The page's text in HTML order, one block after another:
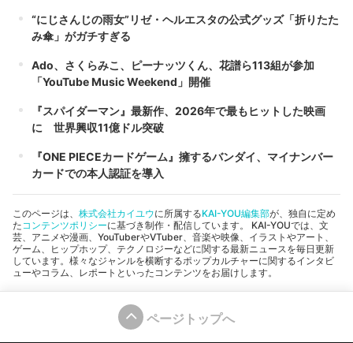
“にじさんじの雨女”リゼ・ヘルエスタの公式グッズ「折りたた
み傘」がガチすぎる
Ado、さくらみこ、ピーナッツくん、花譜ら113組が参加
「YouTube Music Weekend」開催
『スパイダーマン』最新作、2026年で最もヒットした映画
に 世界興収11億ドル突破
『ONE PIECEカードゲーム』擁するバンダイ、マイナンバー
カードでの本人認証を導入
このページは、 株式会社カイユウに所属するKAI-YOU編集部が、独自に定め
たコンテンツポリシーに基づき制作・配信しています。 KAI-YOUでは、文
芸、アニメや漫画、YouTuberやVTuber、音楽や映像、イラストやアート、
ゲーム、ヒップホップ、テクノロジーなどに関する最新ニュースを毎日更新
しています。様々なジャンルを横断するポップカルチャーに関するインタビ
ューやコラム、レポートといったコンテンツをお届けします。
ページトップへ